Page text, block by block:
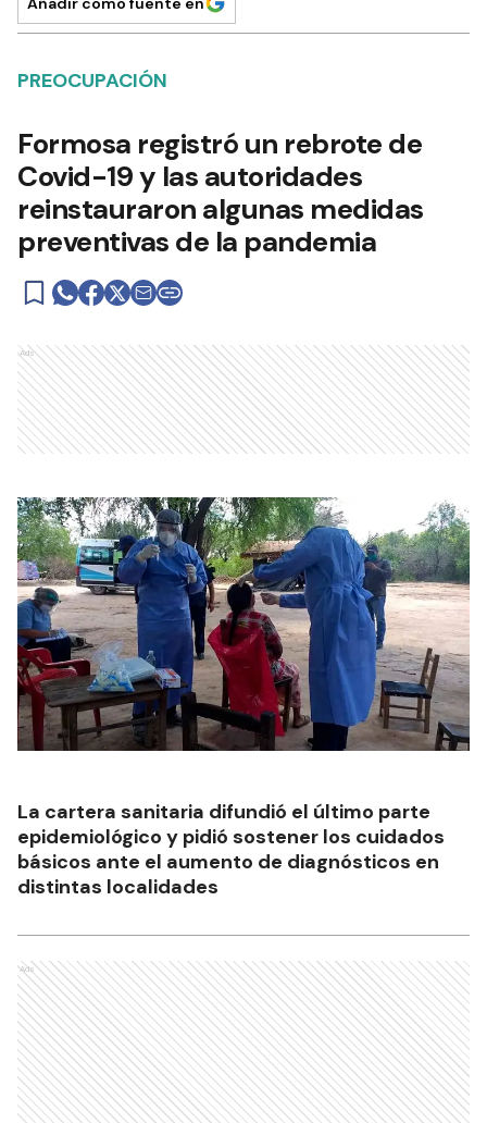
PREOCUPACIÓN
Formosa registró un rebrote de
Covid-19 y las autoridades
reinstauraron algunas medidas
preventivas de la pandemia
Ads
La cartera sanitaria difundió el último parte
epidemiológico y pidió sostener los cuidados
básicos ante el aumento de diagnósticos en
distintas localidades
Ads